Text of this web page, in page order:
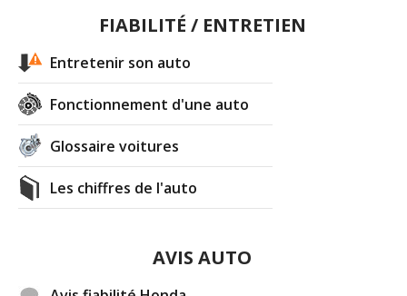
FIABILITÉ / ENTRETIEN
Entretenir son auto
Fonctionnement d'une auto
Glossaire voitures
Les chiffres de l'auto
AVIS AUTO